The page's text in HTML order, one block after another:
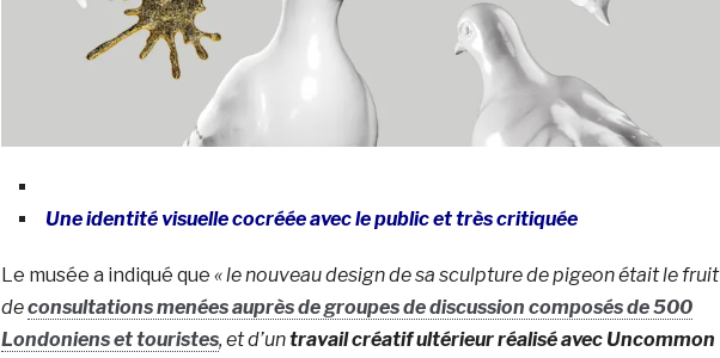
Une identité visuelle cocréée avec le public et très critiquée
Le musée a indiqué que « le nouveau design de sa sculpture de pigeon était le fruit
deconsultations menées auprès de groupes de discussion composés de 500
Londoniens et touristes, et d’untravail créatif ultérieur réalisé avec Uncommon